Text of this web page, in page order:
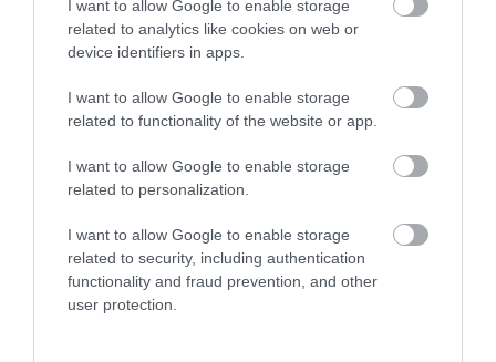
I want to allow Google to enable storage
related to analytics like cookies on web or
device identifiers in apps.
I want to allow Google to enable storage
related to functionality of the website or app.
I want to allow Google to enable storage
related to personalization.
I want to allow Google to enable storage
related to security, including authentication
functionality and fraud prevention, and other
user protection.
ΤΕΛΕΥΤΑΙΕΣ ΕΙΔΗΣΕΙΣ
PROVOCATEUR
Η Σ.Αραβία στο «ισλαμικό ΝΑΤΟ» με την Τουρκία:
Γιατί η αποστολή ελληνικών Patriot εξελίσσεται
ΜΜΕ
«Η απόλυτη τραγωδία»: Η «αιχμηρή» ανάρτηση
του Αρκά για τα τατουάζ (φωτο)